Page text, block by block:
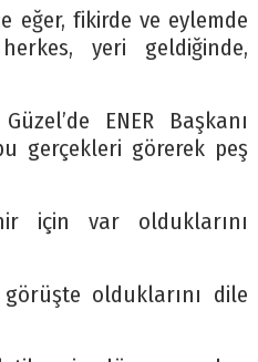
eğer, fikirde ve eylemde
yeri geldiğinde,
ENER Başkanı
gerçekleri görerek peş
için var olduklarını
olduklarını dile